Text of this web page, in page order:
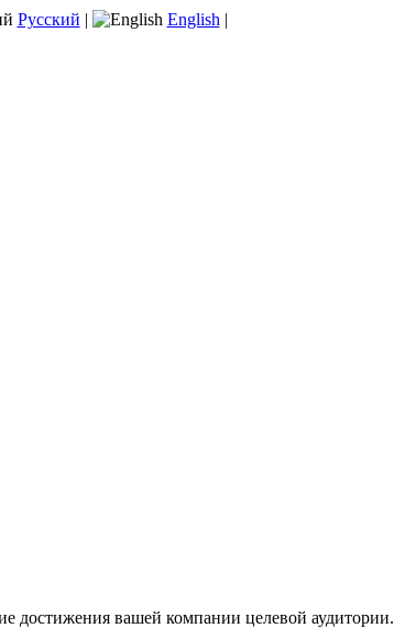
Русский | English |
достижения вашей компании целевой аудитории.